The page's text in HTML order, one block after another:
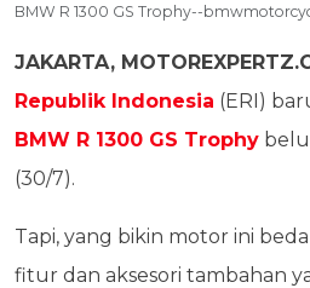
BMW R 1300 GS Trophy--
JAKARTA,
Republik Indonesia (ERI)
BMW R 1300 GS Trophy
(30/7).
Tapi, yang bikin motor ini
fitur dan aksesori tambahan